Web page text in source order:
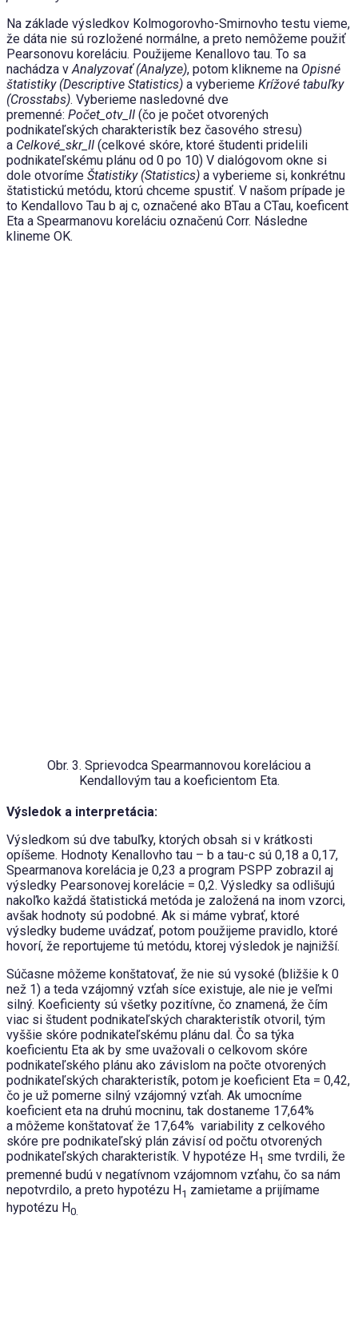
Na základe výsledkov Kolmogorovho-Smirnovho testu vieme,
že dáta nie sú rozložené normálne, a preto nemôžeme použiť
Pearsonovu koreláciu. Použijeme Kenallovo tau. To sa
nachádza vAnalyzovať (Analyze), potom klikneme na Opisné
štatistiky (Descriptive Statistics) a vyberieme Krížové tabuľky
(Crosstabs). Vyberieme nasledovné dve
premenné: Počet_otv_II (čo je počet otvorených
podnikateľských charakteristík bez časového stresu)
a Celkové_skr_II (celkové skóre, ktoré študenti pridelili
podnikateľskému plánu od 0 po 10) V dialógovom okne si
dole otvoríme Štatistiky (Statistics) a vyberieme si, konkrétnu
štatistickú metódu, ktorú chceme spustiť. V našom prípade je
to Kendallovo Tau b aj c, označené ako BTau a CTau, koeficent
Eta a Spearmanovu koreláciu označenú Corr. Následne
klineme OK.
Obr. 3. Sprievodca Spearmannovou koreláciou a
Kendallovým tau a koeficientom Eta.
Výsledok a interpretácia:
Výsledkom sú dve tabuľky, ktorých obsah si v krátkosti
opíšeme. Hodnoty Kenallovho tau – b a tau-c sú 0,18 a 0,17,
Spearmanova korelácia je 0,23 a program PSPP zobrazil aj
výsledky Pearsonovej korelácie = 0,2. Výsledky sa odlišujú
nakoľko každá štatistická metóda je založená na inom vzorci,
avšak hodnoty sú podobné. Ak si máme vybrať, ktoré
výsledky budeme uvádzať, potom použijeme pravidlo, ktoré
hovorí, že reportujeme tú metódu, ktorej výsledok je najnižší.
Súčasne môžeme konštatovať, že nie sú vysoké (bližšie k 0
než 1) a teda vzájomný vzťah síce existuje, ale nie je veľmi
silný. Koeficienty sú všetky pozitívne, čo znamená, že čím
viac si študent podnikateľských charakteristík otvoril, tým
vyššie skóre podnikateľskému plánu dal. Čo sa týka
koeficientu Eta ak by sme uvažovali o celkovom skóre
podnikateľského plánu ako závislom na počte otvorených
podnikateľských charakteristík, potom je koeficient Eta = 0,42,
čo je už pomerne silný vzájomný vzťah. Ak umocníme
koeficient eta na druhú mocninu, tak dostaneme 17,64%
a môžeme konštatovať že 17,64% variability z celkového
skóre pre podnikateľský plán závisí od počtu otvorených
podnikateľských charakteristík. V hypotéze H 1 sme tvrdili, že
premenné budú v negatívnom vzájomnom vzťahu, čo sa nám
nepotvrdilo, a preto hypotézu H1 zamietame a prijímame
hypotézu H0.